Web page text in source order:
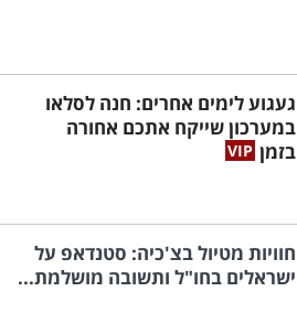
געגוע לימים אחרים: חנה לסלאו
במערכון שייקח אתכם אחורה
בזמן
חוויות מטיול בצ'כיה: סטנדאפ על
ישראלים בחו"ל ותשובה מושלמת...